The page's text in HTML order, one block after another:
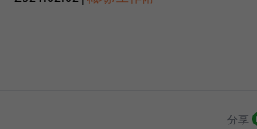
分享